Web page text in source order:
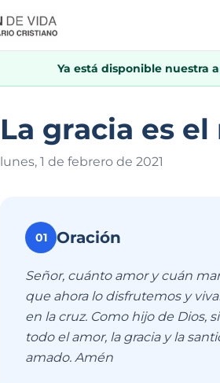
Ya está disponible nuestra
La gracia es
lunes, 1 de febrero de 2021
01 Oración
Señor, cuánto amor y cuán
que ahora lo disfrutemos y
en la cruz. Como hijo de Dios,
todo el amor, la gracia y la
amado. Amén